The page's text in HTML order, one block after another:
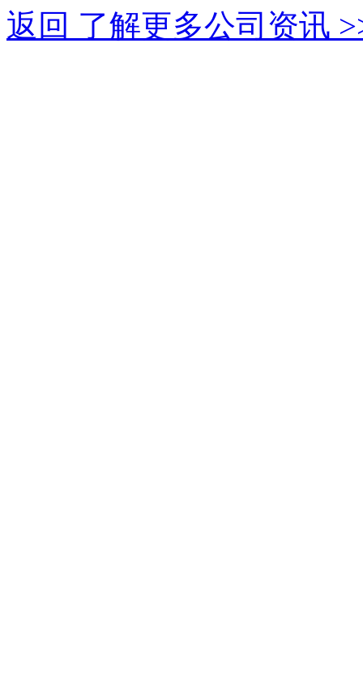
返回 了解更多公司资讯